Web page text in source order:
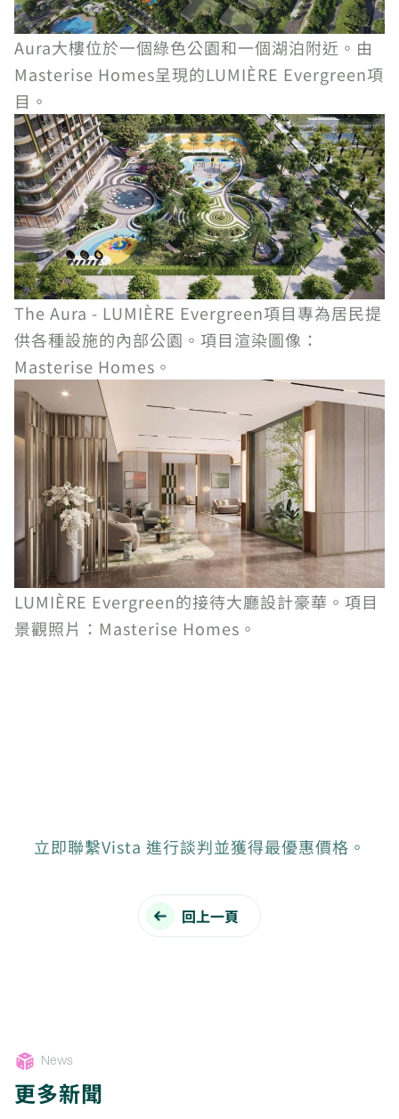
Aura大樓位於一個綠色公園和一個湖泊附近。由
Masterise Homes呈現的LUMIÈRE Evergreen項
目。
The Aura - LUMIÈRE Evergreen項目專為居民提
供各種設施的內部公園。項目渲染圖像：
Masterise Homes。
LUMIÈRE Evergreen的接待大廳設計豪華。項目
景觀照片：Masterise Homes。
立即聯繫Vista 進行談判並獲得最優惠價格。
回上一頁
News
更多新聞